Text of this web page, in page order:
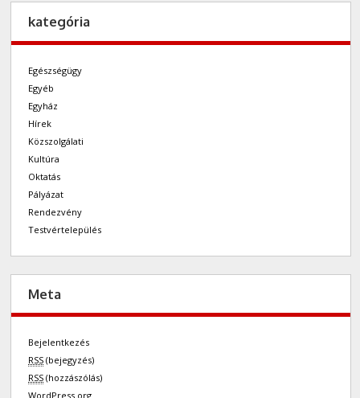
kategória
Egészségügy
Egyéb
Egyház
Hírek
Közszolgálati
Kultúra
Oktatás
Pályázat
Rendezvény
Testvértelepülés
Meta
Bejelentkezés
RSS (bejegyzés)
RSS (hozzászólás)
WordPress.org